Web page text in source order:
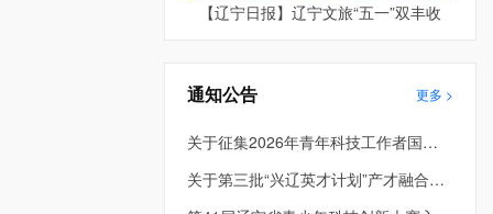
【辽宁日报】辽宁文旅“五一”双丰收
通知公告 更多 >
关于征集2026年青年科技工作者国际和港澳台学术交流资助项目的通知
关于第三批“兴辽英才计划”产才融合平台项目评审结果的公示